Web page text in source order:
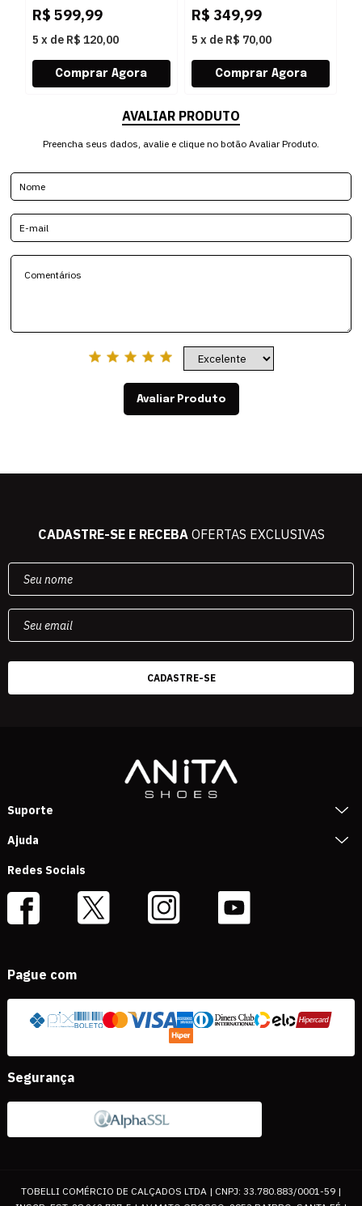
R$ 599,99
5 x de R$ 120,00
R$ 349,99
5 x de R$ 70,00
AVALIAR PRODUTO
Preencha seus dados, avalie e clique no botão Avaliar Produto.
Avaliar Produto
CADASTRE-SE E RECEBAOFERTAS EXCLUSIVAS
Suporte
Ajuda
Redes Sociais
Pague com
Segurança
TOBELLI COMÉRCIO DE CALÇADOS LTDA | CNPJ: 33.780.883/0001-59 |